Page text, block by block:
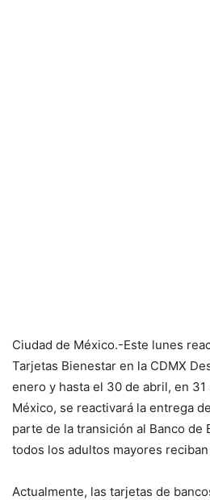
Ciudad de México.-Este lunes
Tarjetas Bienestar en la CDMX
enero y hasta el 30 de abril, en
México, se reactivará la entrega
parte de la transición al Banco de
todos los adultos mayores
Actualmente, las tarjetas de